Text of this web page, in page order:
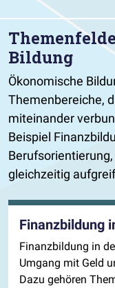
Bildung
Ökonomische
Themenbereiche,
miteinander
Beispiel
gleichzeitig
Finanzbildung
Finanzbildung in
Umgang mit Geld
Dazu gehören